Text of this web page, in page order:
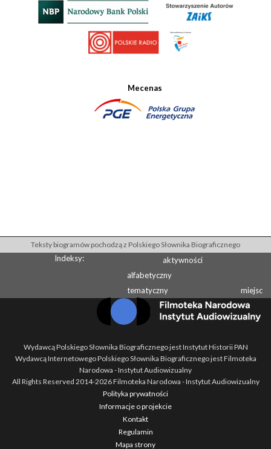
Mecenas
Teksty biogramów pochodzą z Polskiego Słownika Biograficznego
Indeksy:
aktywności
alfabetyczny
tematyczny
miejsc
Wydawcą Polskiego Słownika Biograficznego jest Instytut Historii PAN
Wydawcą Internetowego Polskiego Słownika Biograficznego jest Filmoteka
Narodowa - Instytut Audiowizualny
All Rights Reserved 2014-2026Filmoteka Narodowa - Instytut Audiowizualny
Polityka prywatności
Informacje o projekcie
Kontakt
Regulamin
Mapa strony